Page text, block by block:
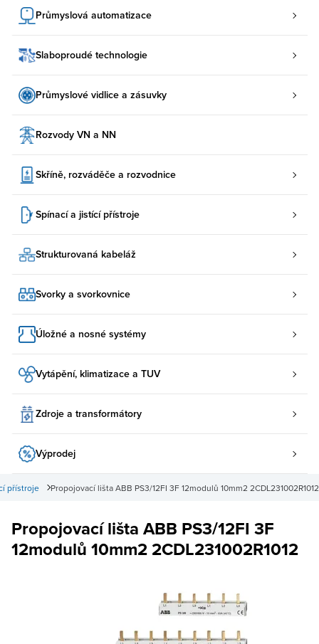
Průmyslová automatizace
Slaboproudé technologie
Průmyslové vidlice a zásuvky
Rozvody VN a NN
Skříně, rozváděče a rozvodnice
Spínací a jistící přístroje
Strukturovaná kabeláž
Svorky a svorkovnice
Úložné a nosné systémy
Vytápění, klimatizace a TUV
Zdroje a transformátory
Výprodej
Propojovací lišta ABB PS3/12FI 3F 12modulů 10mm2 2CDL231002R1012
přístroje
Propojovací lišta ABB PS3/12FI 3F
12modulů 10mm2 2CDL231002R1012